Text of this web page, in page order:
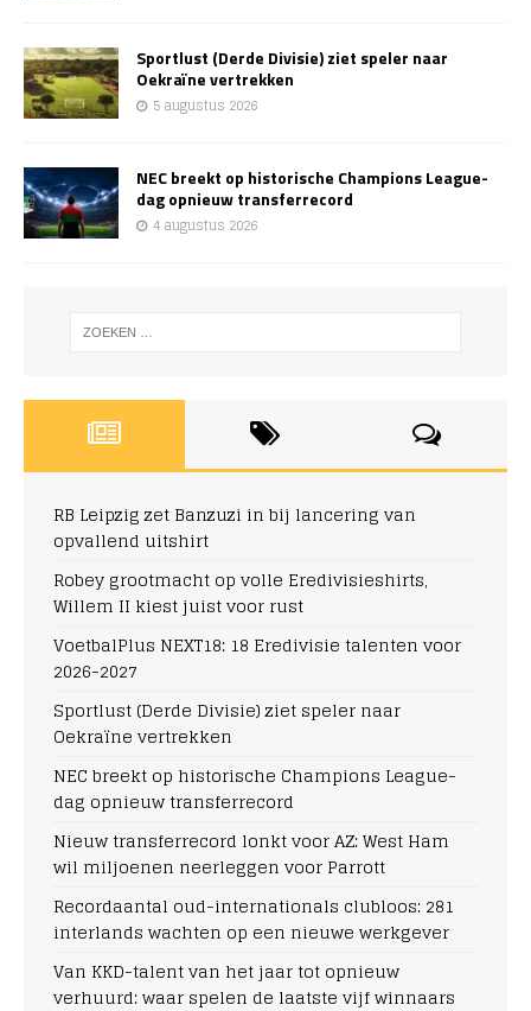
Sportlust (Derde Divisie) ziet speler naar
Oekraïne vertrekken
5 augustus 2026
NEC breekt op historische Champions League-
dag opnieuw transferrecord
4 augustus 2026
RB Leipzig zet Banzuzi in bij lancering van
opvallend uitshirt
Robey grootmacht op volle Eredivisieshirts,
Willem II kiest juist voor rust
VoetbalPlus NEXT18: 18 Eredivisie talenten voor
2026-2027
Sportlust (Derde Divisie) ziet speler naar
Oekraïne vertrekken
NEC breekt op historische Champions League-
dag opnieuw transferrecord
Nieuw transferrecord lonkt voor AZ: West Ham
wil miljoenen neerleggen voor Parrott
Recordaantal oud-internationals clubloos: 281
interlands wachten op een nieuwe werkgever
Van KKD-talent van het jaar tot opnieuw
verhuurd: waar spelen de laatste vijf winnaars